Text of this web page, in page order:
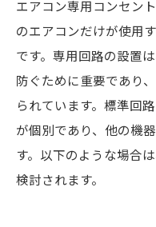
エアコン専用コンセン
のエアコンだけが使用
です。専用回路の設置
防ぐために重要であり
られています。標準回
が個別であり、他の機
す。以下のような場合
検討されます。